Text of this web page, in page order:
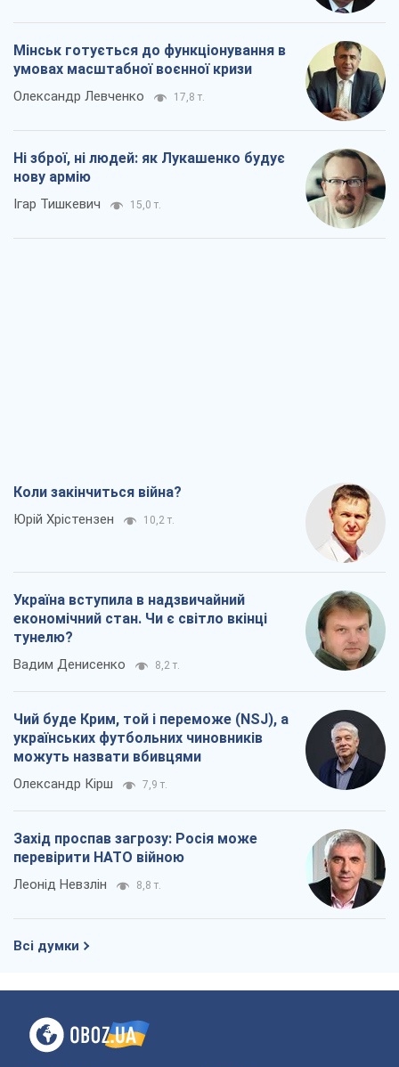
Мінськ готується до функціонування в
умовах масштабної воєнної кризи
Олександр Левченко 17,8 т.
Ні зброї, ні людей: як Лукашенко будує
нову армію
Ігар Тишкевич 15,0 т.
Коли закінчиться війна?
Юрій Хрістензен 10,2 т.
Україна вступила в надзвичайний
економічний стан. Чи є світло вкінці
тунелю?
Вадим Денисенко 8,2 т.
Чий буде Крим, той і переможе (NSJ), а
українських футбольних чиновників
можуть назвати вбивцями
Олександр Кірш 7,9 т.
Захід проспав загрозу: Росія може
перевірити НАТО війною
Леонід Невзлін 8,8 т.
Всі думки